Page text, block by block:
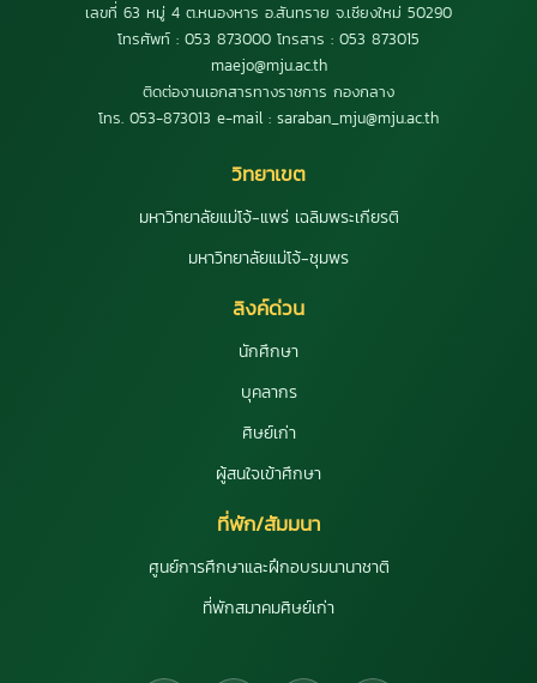
เลขที่ 63 หมู่ 4 ต.หนองหาร อ.สันทราย จ.เชียงใหม่ 50290
โทรศัพท์ : 053 873000 โทรสาร : 053 873015
maejo@mju.ac.th
ติดต่องานเอกสารทางราชการ กองกลาง
โทร. 053-873013 e-mail : saraban_mju@mju.ac.th
วิทยาเขต
มหาวิทยาลัยแม่โจ้-แพร่ เฉลิมพระเกียรติ
มหาวิทยาลัยแม่โจ้-ชุมพร
ลิงค์ด่วน
นักศึกษา
บุคลากร
ศิษย์เก่า
ผู้สนใจเข้าศึกษา
ที่พัก/สัมมนา
ศูนย์การศึกษาและฝึกอบรมนานาชาติ
ที่พักสมาคมศิษย์เก่า